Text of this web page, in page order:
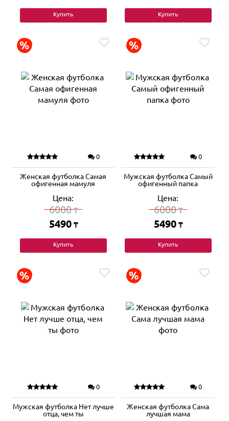
Купить Купить
0
Женская футболка Самая
офигенная мамуля
Цена:
6000₸
5490 ₸
Купить
0
Мужская футболка Самый
офигенный папка
Цена:
6000₸
5490 ₸
Купить
0
Мужская футболка Нет лучше
отца, чем ты
0
Женская футболка Сама
лучшая мама